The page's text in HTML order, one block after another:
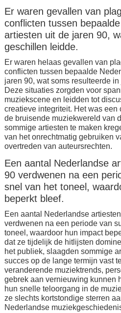
Er waren gevallen van
conflicten tussen
artiesten uit de jaren 90,
geschillen leidde.
Er waren helaas gevallen van
conflicten tussen bepaalde
jaren 90, wat soms resulteerde
Deze situaties zorgden voor
muziekscene en leidden tot
creatieve integriteit. Het was een
de bruisende muziekwereld van
sommige artiesten te maken
van het onrechtmatig gebruiken
overtreden van auteursrechten.
Een aantal Nederlandse
90 verdwenen na een
snel van het toneel,
beperkt bleef.
Een aantal Nederlandse
verdwenen na een periode van
toneel, waardoor hun impact
dat ze tijdelijk de hitlijsten
het publiek, slaagden sommige
succes op de lange termijn vast
veranderende muziektrends,
gebrek aan vernieuwing kunnen
hun snelle teloorgang in de
ze slechts kortstondige sterren
Nederlandse